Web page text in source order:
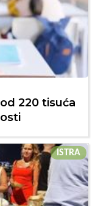
220 tisuća
ISTRA